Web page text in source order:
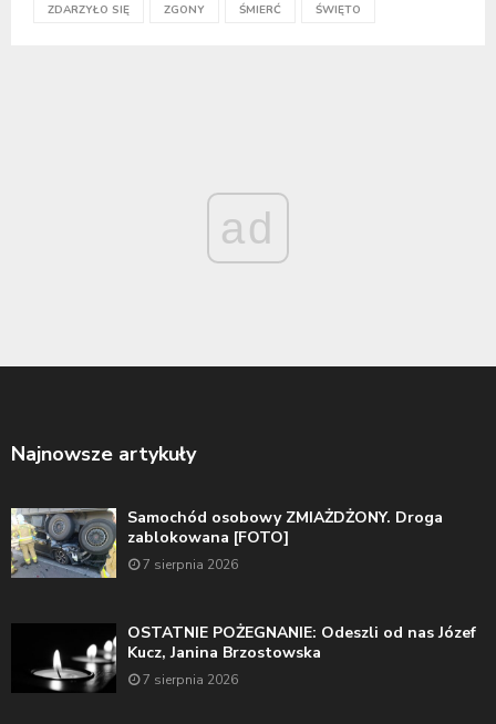
ZDARZYŁO SIĘ ZGONY ŚMIERĆ ŚWIĘTO
ad
Najnowsze artykuły
Samochód osobowy ZMIAŻDŻONY. Droga
zablokowana [FOTO]
7 sierpnia 2026
OSTATNIE POŻEGNANIE: Odeszli od nas Józef
Kucz, Janina Brzostowska
7 sierpnia 2026